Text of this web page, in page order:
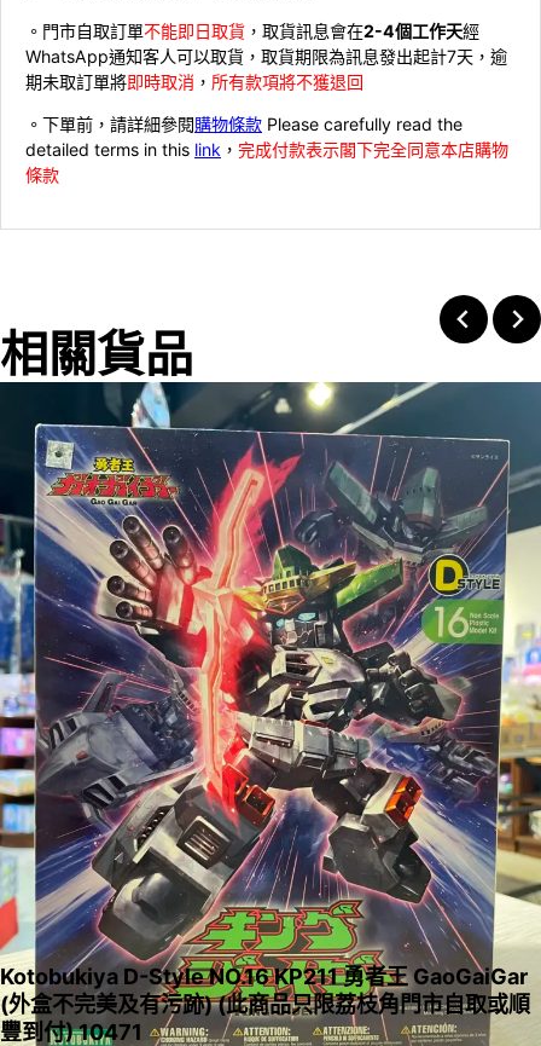
。門市自取訂單不能即日取貨 ，取貨訊息會在2-4個工作天經
WhatsApp通知客人可以取貨，取貨期限為訊息發出起計7天，逾
期未取訂單將即時取消 ， 所有款項將不獲退回
。下單前，請詳細參閱購物條款 Please carefully read the
detailed terms in this link ， 完成付款表示閣下完全同意本店購物
條款
相關貨品
Kotobukiya D-Style NO.16 KP211 勇者王 GaoGaiGar
(外盒不完美及有污跡) (此商品只限荔枝角門市自取或順
豐到付) 10471